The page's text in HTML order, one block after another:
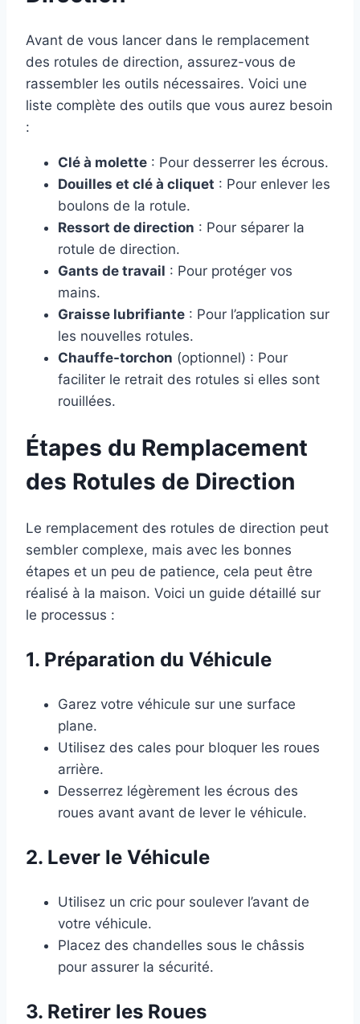
Avant de vous lancer dans le remplacement
des rotules de direction, assurez-vous de
rassembler les outils nécessaires. Voici une
liste complète des outils que vous aurez besoin
:
Clé à molette : Pour desserrer les écrous.
Douilles et clé à cliquet : Pour enlever les
boulons de la rotule.
Ressort de direction : Pour séparer la
rotule de direction.
Gants de travail : Pour protéger vos
mains.
Graisse lubrifiante : Pour l’application sur
les nouvelles rotules.
Chauffe-torchon (optionnel) : Pour
faciliter le retrait des rotules si elles sont
rouillées.
Étapes du Remplacement
des Rotules de Direction
Le remplacement des rotules de direction peut
sembler complexe, mais avec les bonnes
étapes et un peu de patience, cela peut être
réalisé à la maison. Voici un guide détaillé sur
le processus :
1. Préparation du Véhicule
Garez votre véhicule sur une surface
plane.
Utilisez des cales pour bloquer les roues
arrière.
Desserrez légèrement les écrous des
roues avant avant de lever le véhicule.
2. Lever le Véhicule
Utilisez un cric pour soulever l’avant de
votre véhicule.
Placez des chandelles sous le châssis
pour assurer la sécurité.
3. Retirer les Roues